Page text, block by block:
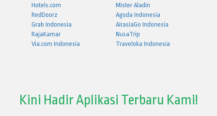
Hotels.com
RedDoorz
Grab Indonesia
RajaKamar
Via.com Indonesia
Mister Aladin
Agoda Indonesia
AirasiaGo Indonesia
NusaTrip
Traveloka Indonesia
Kini Hadir Aplikasi Terbaru Kami!